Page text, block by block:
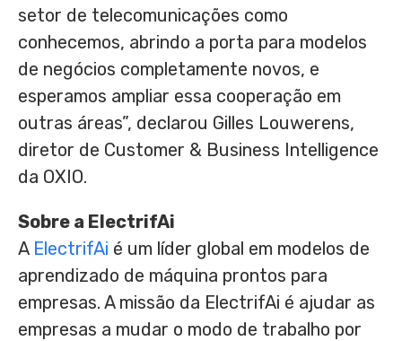
setor de telecomunicações como
conhecemos, abrindo a porta para modelos
de negócios completamente novos, e
esperamos ampliar essa cooperação em
outras áreas”, declarou Gilles Louwerens,
diretor de Customer & Business Intelligence
da OXIO.
Sobre a ElectrifAi
A ElectrifAi é um líder global em modelos de
aprendizado de máquina prontos para
empresas. A missão da ElectrifAi é ajudar as
empresas a mudar o modo de trabalho por